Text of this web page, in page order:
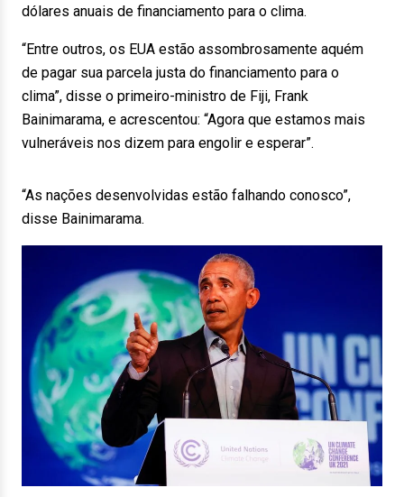
dólares anuais de financiamento para o clima.
“Entre outros, os EUA estão assombrosamente aquém
de pagar sua parcela justa do financiamento para o
clima”, disse o primeiro-ministro de Fiji, Frank
Bainimarama, e acrescentou: “Agora que estamos mais
vulneráveis nos dizem para engolir e esperar”.
“As nações desenvolvidas estão falhando conosco”,
disse Bainimarama.